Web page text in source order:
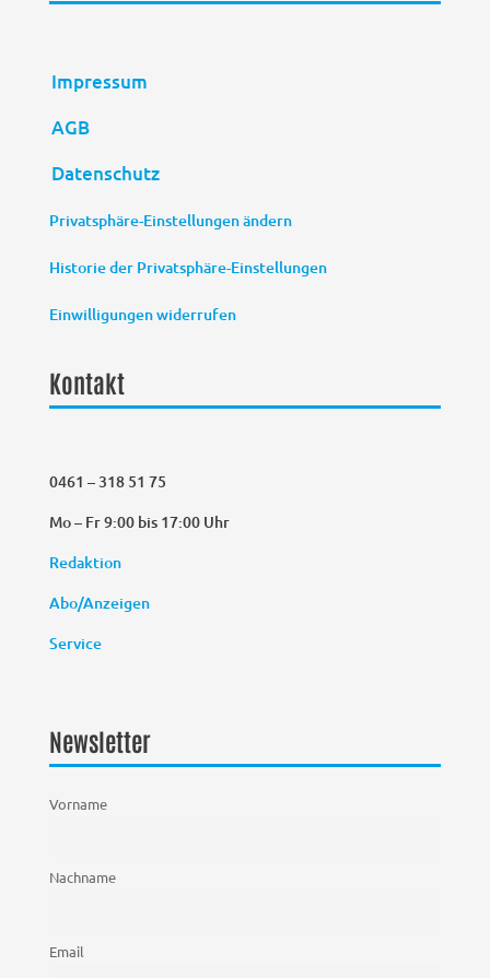
Impressum
AGB
Datenschutz
Privatsphäre-Einstellungen ändern
Historie der Privatsphäre-Einstellungen
Einwilligungen widerrufen
Kontakt
0461 – 318 51 75
Mo – Fr 9:00 bis 17:00 Uhr
Redaktion
Abo/Anzeigen
Service
Newsletter
Vorname
Nachname
Email